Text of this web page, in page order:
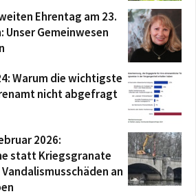
Ehrentag am 23.
Unser Gemeinwesen
Warum die wichtigste
nicht abgefragt
2026:
statt Kriegsgranate
an